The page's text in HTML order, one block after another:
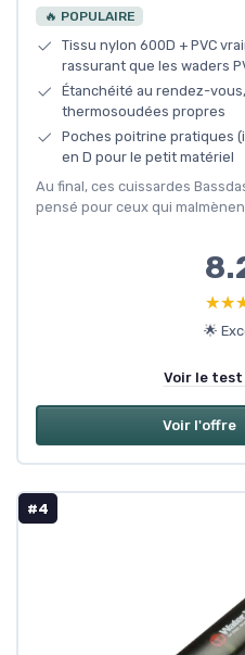
🔥 POPULAIRE
Tissu nylon 600D + PVC
rassurant que les waders
Étanchéité au rendez-
thermosoudées propres
Poches poitrine pratiques
en D pour le petit matériel
Au final, ces cuissardes
pensé pour ceux qui
🌟
Voir le
Voir l'offre
#4